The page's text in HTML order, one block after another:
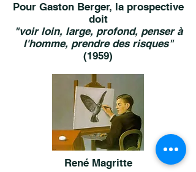
Pour Gaston Berger, la prospective
doit
"voir loin, large, profond, penser à
l'homme, prendre des risques"
(1959)
René Magritte